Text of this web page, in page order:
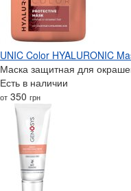
UNIC Color HYALURONIC
Маска защитная для
Есть в наличии
от 350 грн